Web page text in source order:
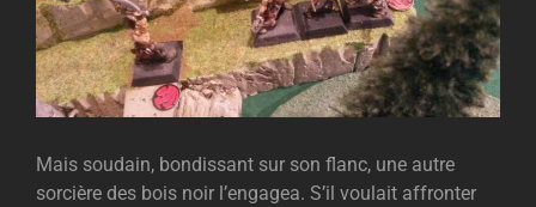
Mais soudain, bondissant sur son flanc, une autre
sorcière des bois noir l’engagea. S’il voulait affronter